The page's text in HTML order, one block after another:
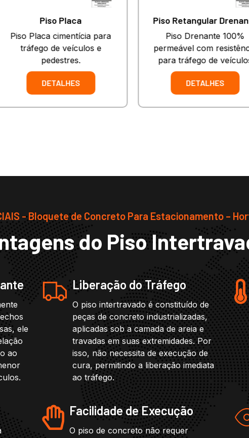
Piso Placa
Piso Placa cimentícia para
tráfego de veículos e
pedestres.
DETALHES
Piso Retangular
Piso Drenante 100%
permeável com
para tráfego de
DETALHES
- Bloquete de Concreto Para Estacionamento –
do Piso
ele
ao
Liberação do Tráfego
O piso intertravado é constituído de
peças de concreto industrializadas,
aplicadas sob a camada de areia e
travadas em suas extremidades. Por
isso, não necessita de execução de
cura, permitindo a liberação imediata
ao tráfego.
Facilidade de Execução
O piso de concreto não requer